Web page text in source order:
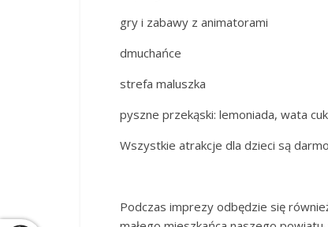
​gry i zabawy z animatorami
​dmuchańce
strefa maluszka
pyszne przekąski: lemoniada, wata
Wszystkie atrakcje dla dzieci są
​Podczas imprezy odbędzie się